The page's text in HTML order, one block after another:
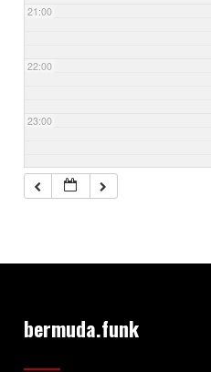
21:00
22:00
23:00
bermuda.funk